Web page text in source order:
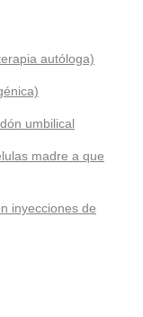
autóloga)
umbilical
madre a que
inyecciones de